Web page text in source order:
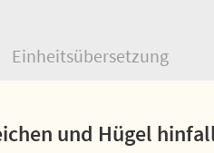
Einheitsübersetzung
und Hügel